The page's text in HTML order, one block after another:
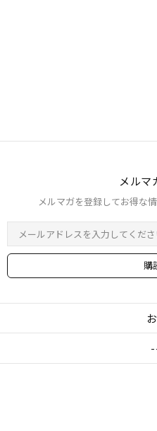
メルマ
メルマガを登録してお得な